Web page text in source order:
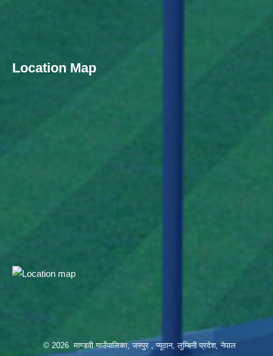
Location Map
© 2026 माण्डवी गाउँपालिका, जस्पुर , प्यूठान, लुम्बिनी प्रदेश, नेपाल